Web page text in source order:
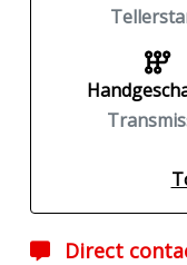
Direct